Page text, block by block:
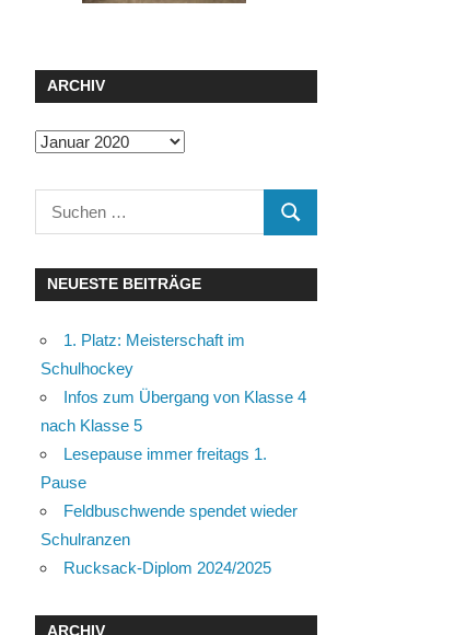
ARCHIV
Archiv
Suchen
nach:
SUCHEN
NEUESTE BEITRÄGE
1. Platz: Meisterschaft im
Schulhockey
Infos zum Übergang von Klasse 4
nach Klasse 5
Lesepause immer freitags 1.
Pause
Feldbuschwende spendet wieder
Schulranzen
Rucksack-Diplom 2024/2025
ARCHIV